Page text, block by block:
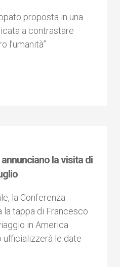
proposta in una
a contrastare
l’umanità”
la visita di
la Conferenza
la tappa di Francesco
in America
ufficializzerà le date